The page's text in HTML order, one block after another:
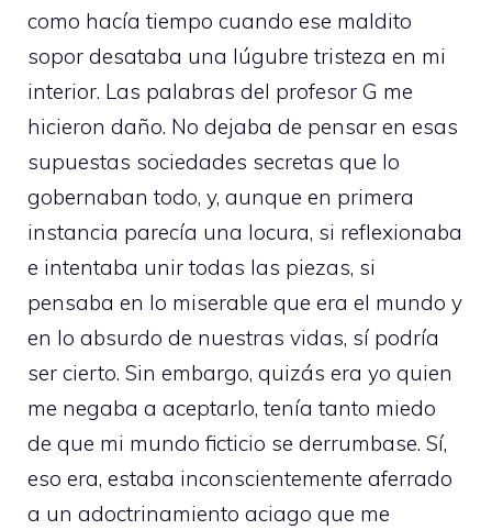
como hacía tiempo cuando ese maldito
sopor desataba una lúgubre tristeza en mi
interior. Las palabras del profesor G me
hicieron daño. No dejaba de pensar en esas
supuestas sociedades secretas que lo
gobernaban todo, y, aunque en primera
instancia parecía una locura, si reflexionaba
e intentaba unir todas las piezas, si
pensaba en lo miserable que era el mundo y
en lo absurdo de nuestras vidas, sí podría
ser cierto. Sin embargo, quizás era yo quien
me negaba a aceptarlo, tenía tanto miedo
de que mi mundo ficticio se derrumbase. Sí,
eso era, estaba inconscientemente aferrado
a un adoctrinamiento aciago que me